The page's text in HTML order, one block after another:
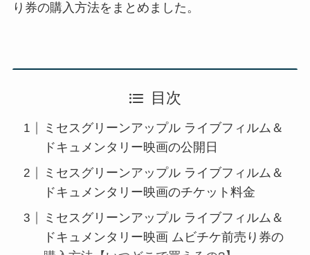
り券の購入方法をまとめました。
目次
ミセスグリーンアップル ライブフィルム＆
ドキュメンタリー映画の公開日
ミセスグリーンアップル ライブフィルム＆
ドキュメンタリー映画のチケット料金
ミセスグリーンアップル ライブフィルム＆
ドキュメンタリー映画 ムビチケ前売り券の